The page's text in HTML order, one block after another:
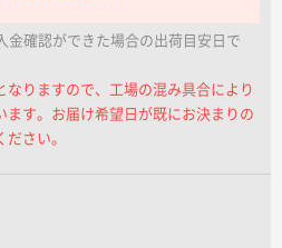
ルペン1本が入る熨斗の箱です。名
箱封入
たり+18.00円 / 3日出荷
ルペン1本が入る無地の箱です。
確認ができた場合の出荷目安日で
りますので、工場の混み具合により
ます。お届け希望日が既にお決まりの
さい。